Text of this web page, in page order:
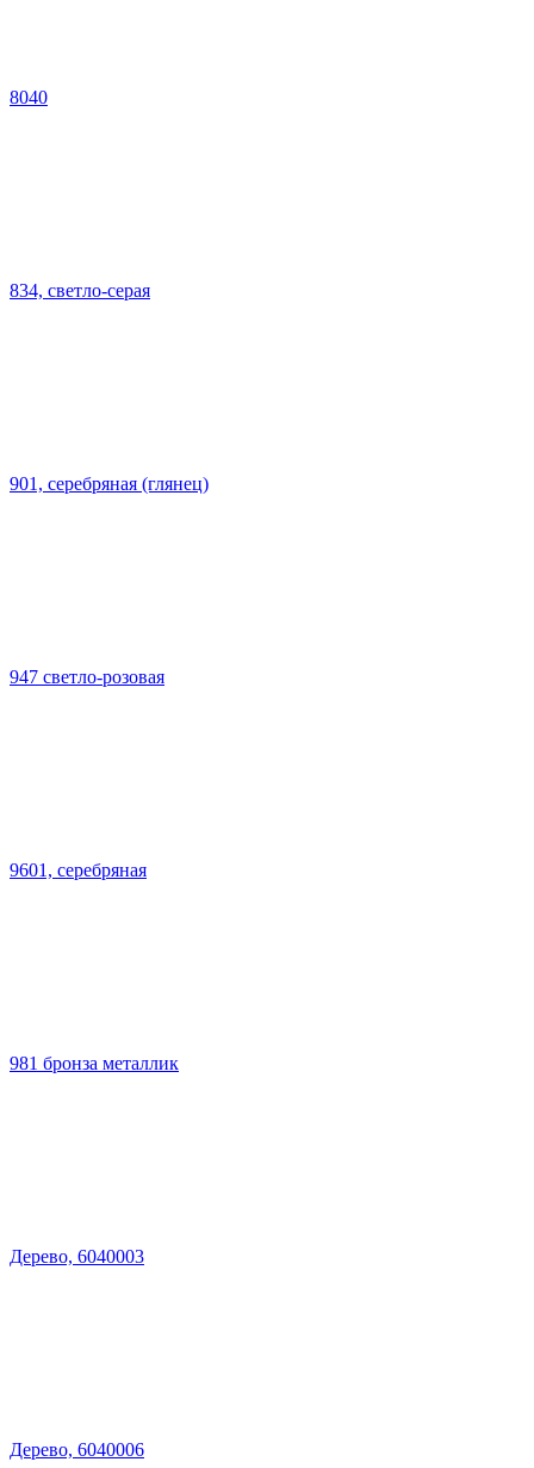
8040
834, светло-серая
901, серебряная (глянец)
947 светло-розовая
9601, серебряная
981 бронза металлик
Дерево, 6040003
Дерево, 6040006